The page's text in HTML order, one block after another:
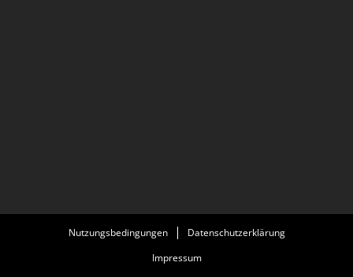
Nutzungsbedingungen
Datenschutzerklärung
Impressum